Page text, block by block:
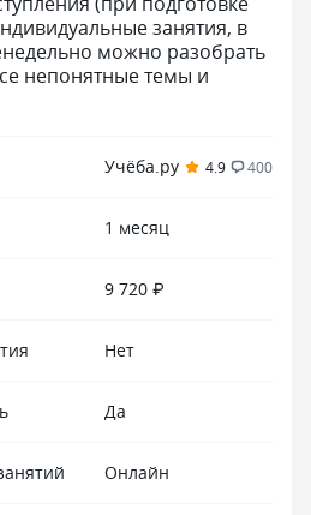
занятия, в
можно разобрать
непонятные темы и
Учёба.ру 4.9 400
1 месяц
9 720 ₽
Нет
Да
Онлайн